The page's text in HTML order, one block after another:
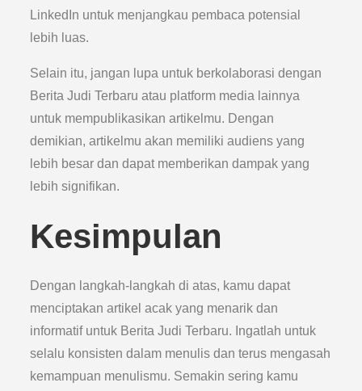
LinkedIn untuk menjangkau pembaca potensial
lebih luas.
Selain itu, jangan lupa untuk berkolaborasi dengan
Berita Judi Terbaru atau platform media lainnya
untuk mempublikasikan artikelmu. Dengan
demikian, artikelmu akan memiliki audiens yang
lebih besar dan dapat memberikan dampak yang
lebih signifikan.
Kesimpulan
Dengan langkah-langkah di atas, kamu dapat
menciptakan artikel acak yang menarik dan
informatif untuk Berita Judi Terbaru. Ingatlah untuk
selalu konsisten dalam menulis dan terus mengasah
kemampuan menulismu. Semakin sering kamu